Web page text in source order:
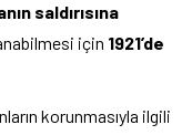
saldırısına
için 1921’de
korunmasıyla ilgili